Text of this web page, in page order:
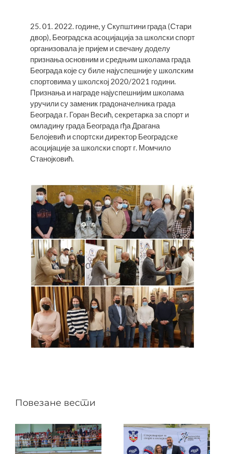
25. 01. 2022. године, у Скупштини града (Стари
двор), Београдска асоцијација за школски спорт
организовала је пријем и свечану доделу
признања основним и средњим школама града
Београда које су биле најуспешније у школским
спортовима у школској 2020/2021 години.
Признања и награде најуспешнијим школама
уручили су заменик градоначелника града
Београда г. Горан Весић, секретарка за спорт и
омладину града Београда гђа Драгана
Белојевић и спортски директор Београдске
асоцијације за школски спорт г. Момчило
Станојковић.
Повезане вести